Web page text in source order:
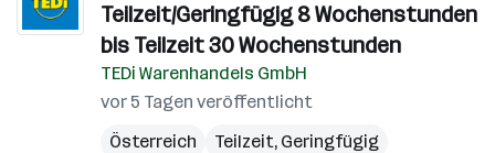
Teilzeit/Geringfügig 8 Wochenstunden
bis Teilzeit 30 Wochenstunden
TEDi Warenhandels GmbH
vor 5 Tagen veröffentlicht
Österreich
Teilzeit, Geringfügig